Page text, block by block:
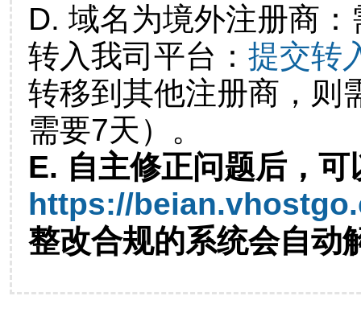
D. 域名为境外注册商
转入我司平台： 提交转
转移到其他注册商，则
需要7天）。
E. 自主修正问题后，可
https://
整改合规的系统会自动